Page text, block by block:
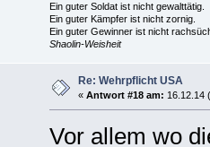
Ein guter Soldat ist nicht gewalttätig.
Ein guter Kämpfer ist nicht zornig.
Ein guter Gewinner ist nicht
Shaolin-Weisheit
Re: Wehrpflicht USA
« Antwort #18 am: 16.12.14
Vor allem wo